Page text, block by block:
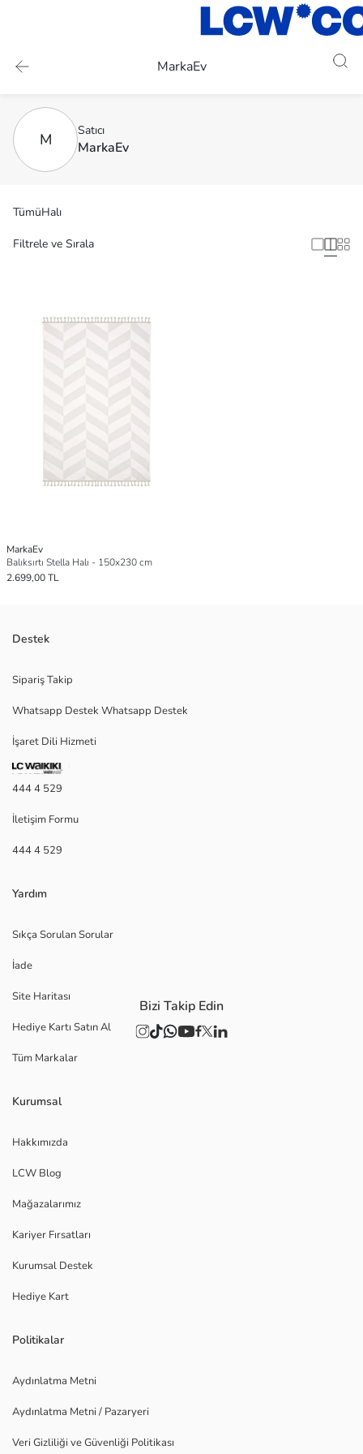
MarkaEv
M Satıcı
MarkaEv
TümüHalı
Filtrele ve Sırala
MarkaEv
Balıksırtı Stella Halı - 150x230 cm
2.699,00 TL
Destek
Sipariş Takip
Whatsapp Destek Whatsapp Destek
İşaret Dili Hizmeti
444 4 529
İletişim Formu
444 4 529
Yardım
Sıkça Sorulan Sorular
İade
Site Haritası
Hediye Kartı Satın Al
Tüm Markalar
Kurumsal
Hakkımızda
LCW Blog
Mağazalarımız
Kariyer Fırsatları
Kurumsal Destek
Hediye Kart
Politikalar
Aydınlatma Metni
Aydınlatma Metni / Pazaryeri
Veri Gizliliği ve Güvenliği Politikası
Bizi Takip Edin